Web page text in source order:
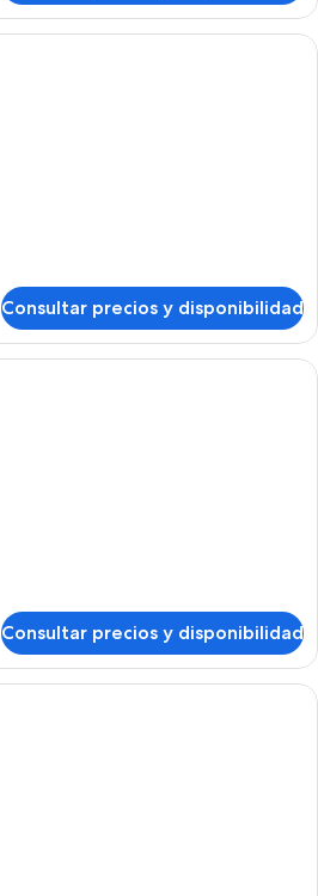
Un balcón con mobiliario de
Consultar precios y disponibilidad
Habitación de hotel con una cama
Consultar precios y disponibilidad